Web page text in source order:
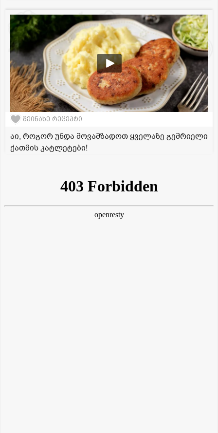
შეინახე რეცეპტი
აი, როგორ უნდა მოვამზადოთ ყველაზე გემრიელი
ქათმის კატლეტები!